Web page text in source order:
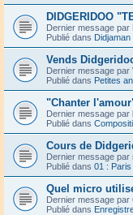
DIDGERIDOO
Dernier message par
Publié dans Didjaman
Vends
Dernier message par
Publié dans Petites
"Chanter
Dernier message par
Publié dans
Cours de
Dernier message par
Publié dans 01 : Paris
Quel micro
Dernier message par
Publié dans